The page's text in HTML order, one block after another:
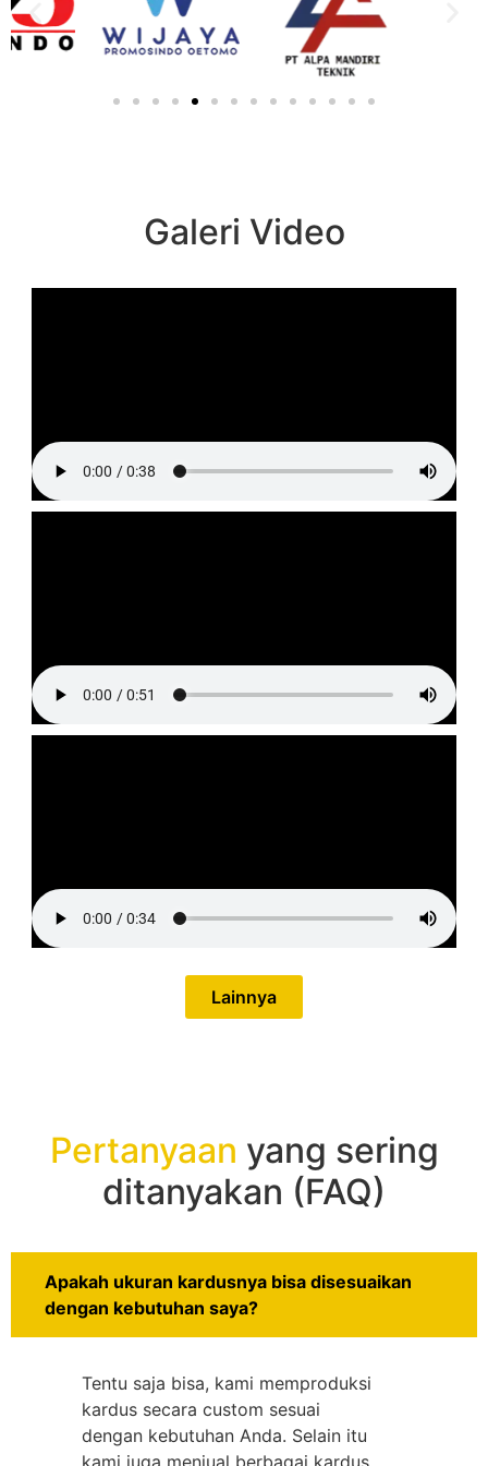
Galeri Video
Lainnya
Pertanyaan yang sering
ditanyakan (FAQ)
Apakah ukuran kardusnya bisa disesuaikan
dengan kebutuhan saya?
Tentu saja bisa, kami memproduksi
kardus secara custom sesuai
dengan kebutuhan Anda. Selain itu
kami juga menjual berbagai kardus